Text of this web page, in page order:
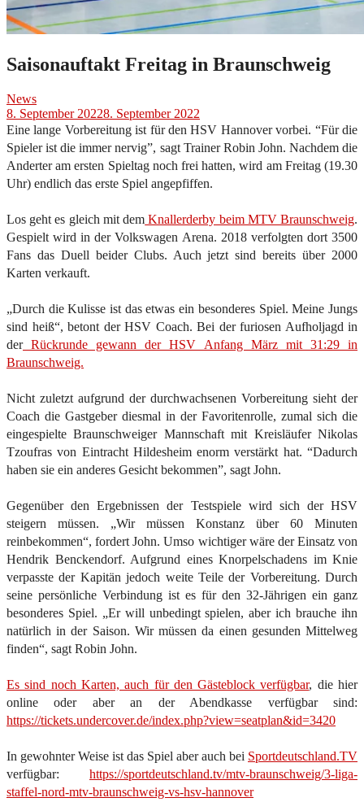
Saisonauftakt Freitag in Braunschweig
News
8. September 20228. September 2022
Eine lange Vorbereitung ist für den HSV Hannover vorbei. “Für die
Spieler ist die immer nervig”, sagt Trainer Robin John. Nachdem die
Anderter am ersten Spieltag noch frei hatten, wird am Freitag (19.30
Uhr) endlich das erste Spiel angepfiffen.
Los geht es gleich mit dem Knallerderby beim MTV Braunschweig.
Gespielt wird in der Volkswagen Arena. 2018 verfolgten dort 3500
Fans das Duell beider Clubs. Auch jetzt sind bereits über 2000
Karten verkauft.
„Durch die Kulisse ist das etwas ein besonderes Spiel. Meine Jungs
sind heiß“, betont der HSV Coach. Bei der furiosen Aufholjagd in
derRückrunde gewann der HSV Anfang März mit 31:29 in
Braunschweig.
Nicht zuletzt aufgrund der durchwachsenen Vorbereitung sieht der
Coach die Gastgeber diesmal in der Favoritenrolle, zumal sich die
eingespielte Braunschweiger Mannschaft mit Kreisläufer Nikolas
Tzoufras von Eintracht Hildesheim enorm verstärkt hat. “Dadurch
haben sie ein anderes Gesicht bekommen”, sagt John.
Gegenüber den Ergebnissen der Testspiele wird sich der HSV
steigern müssen. „Wir müssen Konstanz über 60 Minuten
reinbekommen“, fordert John. Umso wichtiger wäre der Einsatz von
Hendrik Benckendorf. Aufgrund eines Knorpelschadens im Knie
verpasste der Kapitän jedoch weite Teile der Vorbereitung. Durch
seine persönliche Verbindung ist es für den 32-Jährigen ein ganz
besonderes Spiel. „Er will unbedingt spielen, aber ich brauche ihn
natürlich in der Saison. Wir müssen da einen gesunden Mittelweg
finden“, sagt Robin John.
Es sind noch Karten, auch für den Gästeblock verfügbar, die hier
online oder aber an der Abendkasse verfügbar sind:
https://tickets.undercover.de/index.php?view=seatplan&id=3420
In gewohnter Weise ist das Spiel aber auch bei Sportdeutschland.TV
verfügbar: https://sportdeutschland.tv/mtv-braunschweig/3-liga-
staffel-nord-mtv-braunschweig-vs-hsv-hannover